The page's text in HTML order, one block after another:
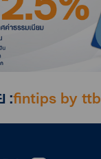
:fintips by ttb